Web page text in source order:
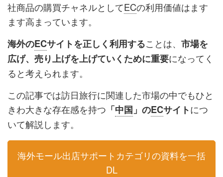
社商品の購買チャネルとしてECの利用価値はます
ます高まっています。
海外のECサイトを正しく利用することは、 市場を
広げ、売り上げを上げていくために重要になってく
ると考えられます。
この記事では訪日旅行に関連した市場の中でもひと
きわ大きな存在感を持つ 「中国 」 のECサイトにつ
いて解説します。
海外モール出店サポートカテゴリの資料を一括
DL